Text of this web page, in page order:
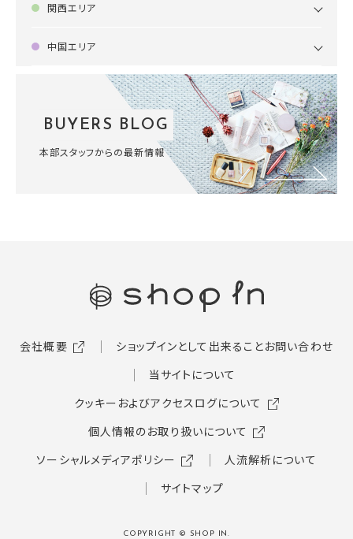
関西エリア
中国エリア
BUYERS BLOG
本部スタッフからの最新情報
会社概要 ショップインとして出来ることお問い合わせ
当サイトについて
クッキーおよびアクセスログについて
個人情報のお取り扱いについて
ソーシャルメディアポリシー
人流解析について
サイトマップ
COPYRIGHT © SHOP IN.